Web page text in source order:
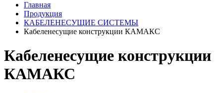
Главная
Продукция
КАБЕЛЕНЕСУЩИЕ СИСТЕМЫ
Кабеленесущие конструкции КАМАКС
Кабеленесущие конструкции
КАМАКС